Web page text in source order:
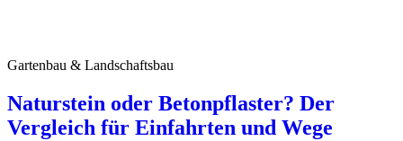
Gartenbau & Landschaftsbau
Naturstein oder Betonpflaster? Der
Vergleich für Einfahrten und Wege